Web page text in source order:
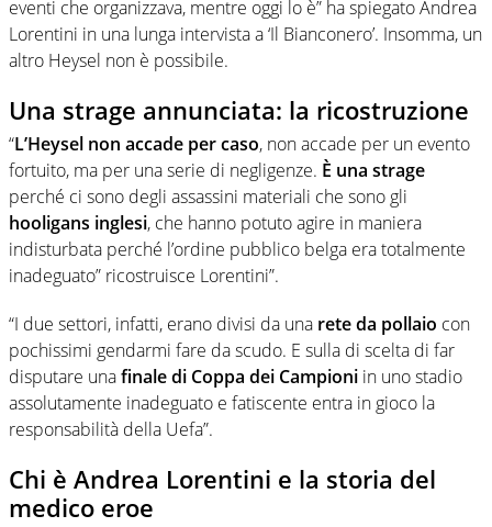
eventi che organizzava, mentre oggi lo è” ha spiegato Andrea
Lorentini in una lunga intervista a ‘Il Bianconero’. Insomma, un
altro Heysel non è possibile.
Una strage annunciata: la ricostruzione
“L’Heysel non accade per caso, non accade per un evento
fortuito, ma per una serie di negligenze. È una strage
perché ci sono degli assassini materiali che sono gli
hooligans inglesi, che hanno potuto agire in maniera
indisturbata perché l’ordine pubblico belga era totalmente
inadeguato” ricostruisce Lorentini”.
“I due settori, infatti, erano divisi da una rete da pollaio con
pochissimi gendarmi fare da scudo. E sulla di scelta di far
disputare unafinale di Coppa dei Campioni in uno stadio
assolutamente inadeguato e fatiscente entra in gioco la
responsabilità della Uefa”.
Chi è Andrea Lorentini e la storia del
medico eroe